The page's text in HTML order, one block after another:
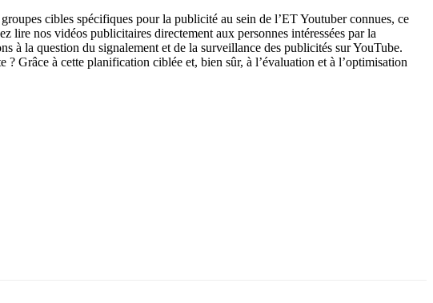
cibles spécifiques pour la publicité au sein de l’ET Youtuber connues, ce
lire nos vidéos publicitaires directement aux personnes intéressées par la
à la question du signalement et de la surveillance des publicités sur YouTube.
Grâce à cette planification ciblée et, bien sûr, à l’évaluation et à l’optimisation